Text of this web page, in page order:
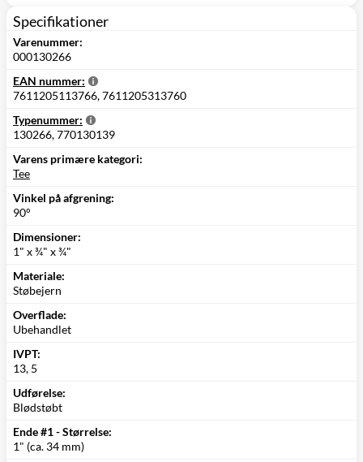
Specifikationer
Varenummer:
000130266
EAN nummer:
7611205113766, 7611205313760
Typenummer:
130266, 770130139
Varens primære kategori:
Tee
Vinkel på afgrening:
90°
Dimensioner:
1" x ¾" x ¾"
Materiale:
Støbejern
Overflade:
Ubehandlet
IVPT:
13, 5
Udførelse:
Blødstøbt
Ende #1 - Størrelse:
1" (ca. 34 mm)